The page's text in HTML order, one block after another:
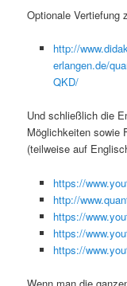
Optionale Vertiefung
http://
erlangen.de/
QKD/
Und schließlich die
Möglichkeiten sowie
(teilweise auf
https://
http://
https://
https://
https://
Wenn man die